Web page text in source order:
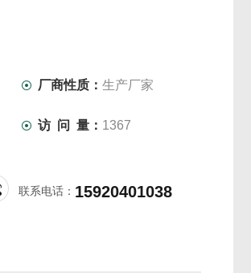
厂商性质：生产厂家
访 问 量： 1367
联系电话： 15920401038